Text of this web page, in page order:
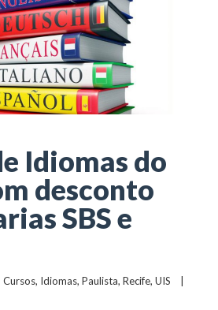
Idiomas do
desconto
SBS e
Cursos, Idiomas, Paulista, Recife, UIS
    |